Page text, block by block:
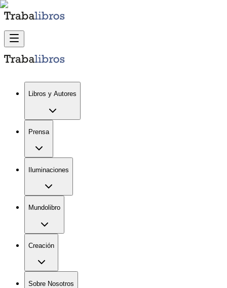
Libros y Autores
Prensa
Iluminaciones
Mundolibro
Creación
Sobre Nosotros